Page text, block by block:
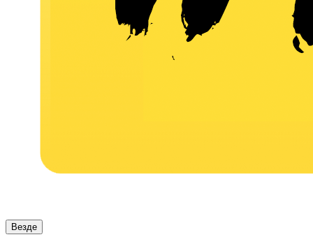
Везде